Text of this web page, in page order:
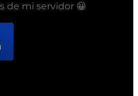
de mi servidor 😀